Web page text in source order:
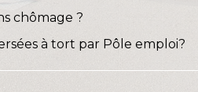
chômage ?
à tort par Pôle emploi?